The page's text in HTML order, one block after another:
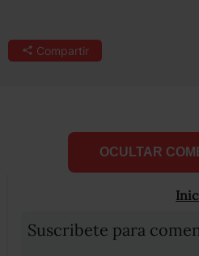
Compartir
OCULTAR
Suscribete para